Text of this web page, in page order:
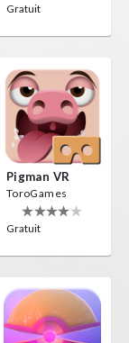
Gratuit
Pigman VR
ToroGames
Gratuit